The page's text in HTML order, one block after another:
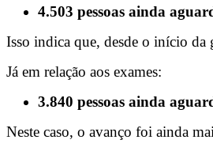
4.503 pessoas ainda
Isso indica que, desde o início da
Já em relação aos exames:
3.840 pessoas ainda
Neste caso, o avanço foi ainda